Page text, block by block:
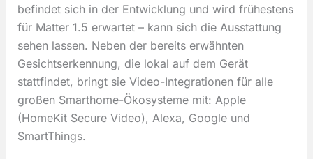
befindet sich in der Entwicklung und wird frühestens
für Matter 1.5 erwartet – kann sich die Ausstattung
sehen lassen. Neben der bereits erwähnten
Gesichtserkennung, die lokal auf dem Gerät
stattfindet, bringt sie Video-Integrationen für alle
großen Smarthome-Ökosysteme mit: Apple
(HomeKit Secure Video), Alexa, Google und
SmartThings.